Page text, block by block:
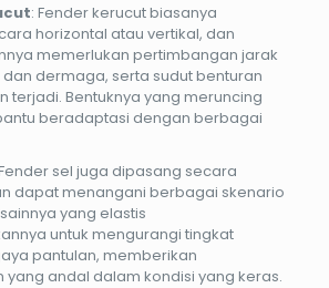
: Fender kerucut biasanya
horizontal atau vertikal, dan
memerlukan pertimbangan jarak
dermaga, serta sudut benturan
terjadi. Bentuknya yang meruncing
beradaptasi dengan berbagai
sel juga dipasang secara
dapat menangani berbagai skenario
yang elastis
untuk mengurangi tingkat
pantulan, memberikan
yang andal dalam kondisi yang keras.